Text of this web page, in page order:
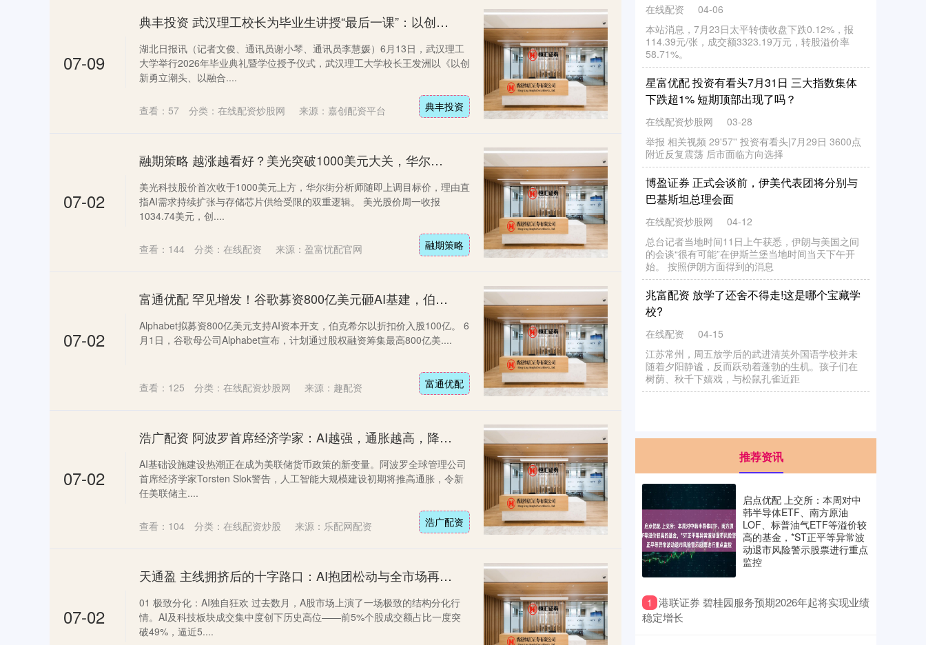
07-09
典丰投资 武汉理工校长为毕业生讲授“最后一课”：以创新勇立潮头、以融合凸显价值、以实干赢得
湖北日报讯（记者文俊、通讯员谢小琴、通讯员李慧媛）6月13日，武汉理工
大学举行2026年毕业典礼暨学位授予仪式，武汉理工大学校长王发洲以《以创
新勇立潮头、以融合....
来源：嘉创配资平台
查看： 57 分类： 在线配资炒股网 典丰投资
07-02
融期策略 越涨越看好？美光突破1000美元大关，华尔街看到“存储需求越来越多，但没有任何竞争”
美光科技股价首次收于1000美元上方，华尔街分析师随即上调目标价，理由直
指AI需求持续扩张与存储芯片供给受限的双重逻辑。 美光股价周一收报
1034.74美元，创....
来源：盈富忧配官网
查看： 144 分类： 在线配资 融期策略
07-02
富通优配 罕见增发！谷歌募资800亿美元砸AI基建，伯克希尔百亿入局
Alphabet拟募资800亿美元支持AI资本开支，伯克希尔以折扣价入股100亿。 6
月1日，谷歌母公司Alphabet宣布，计划通过股权融资筹集最高800亿美....
来源：趣配资
查看： 125 分类： 在线配资炒股网 富通优配
07-02
浩广配资 阿波罗首席经济学家：AI越强，通胀越高，降息越难
AI基础设施建设热潮正在成为美联储货币政策的新变量。阿波罗全球管理公司
首席经济学家Torsten Slok警告，人工智能大规模建设初期将推高通胀，令新
任美联储主....
来源：乐配网配资
查看： 104 分类： 在线配资炒股 浩广配资
07-02
天通盈 主线拥挤后的十字路口：AI抱团松动与全市场再平衡？
01 极致分化：AI独自狂欢 过去数月，A股市场上演了一场极致的结构分化行
情。AI及科技板块成交集中度创下历史高位——前5%个股成交额占比一度突
破49%，逼近5....
在线配资
04-06
本站消息，7月23日太平转债收盘下跌0.12%，报
114.39元/张，成交额3323.19万元，转股溢价率
58.71%。
星富优配 投资有看头7月31日 三大指数集体
下跌超1% 短期顶部出现了吗？
在线配资炒股网
03-28
举报 相关视频 29'57'' 投资有看头|7月29日 3600点
附近反复震荡 后市面临方向选择
博盈证券 正式会谈前，伊美代表团将分别与
巴基斯坦总理会面
在线配资炒股网
04-12
总台记者当地时间11日上午获悉，伊朗与美国之间
的会谈“很有可能”在伊斯兰堡当地时间当天下午开
始。 按照伊朗方面得到的消息
兆富配资 放学了还舍不得走!这是哪个宝藏学
校?
在线配资
04-15
江苏常州，周五放学后的武进清英外国语学校并未
随着夕阳静谧，反而跃动着蓬勃的生机。孩子们在
树荫、秋千下嬉戏，与松鼠孔雀近距
推荐资讯
启点优配 上交所：本周对中
韩半导体ETF、南方原油
LOF、标普油气ETF等溢价较
高的基金，*ST正平等异常波
动退市风险警示股票进行重点
监控
1 ​港联证券 碧桂园服务预期2026年起将实现业绩
稳定增长